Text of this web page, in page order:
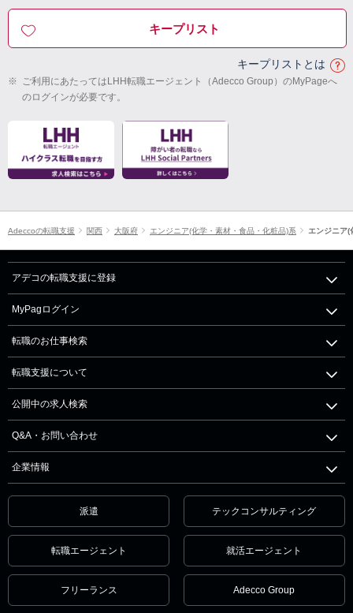
キープリスト
キープリストとは
※ ご利用にあたってはLHH転職エージェント（Adecco Group）のMyPageへ
のログインが必要です。
Adeccoの転職支援 関西 大阪府 エンジニア(化学・素材・食品・化粧品)系 エンジニア(
アデコの転職支援に登録
MyPagログイン
転職のお仕事検索
転職支援について
公開中の求人検索
Q&A・お問い合わせ
企業情報
派遣 テックコンサルティング
転職エージェント 就活エージェント
フリーランス Adecco Group